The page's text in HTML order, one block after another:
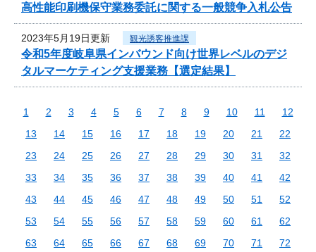
高性能印刷機保守業務委託に関する一般競争入札公告
2023年5月19日更新 観光誘客推進課
令和5年度岐阜県インバウンド向け世界レベルのデジ
タルマーケティング支援業務【選定結果】
1 2 3 4 5 6 7 8 9 10 11
12
13
14 15 16 17 18 19 20 21
22
23
24 25 26 27 28 29 30 31
32
33
34 35 36 37 38 39 40 41
42
43
44 45 46 47 48 49 50 51
52
53
54 55 56 57 58 59 60 61
62
63
64 65 66 67 68 69 70 71
72